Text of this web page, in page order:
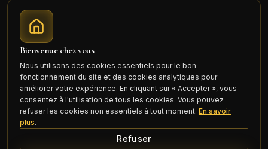
Contact
Mentions légales
Connexion
Bienvenue chez vous
Nous utilisons des cookies essentiels pour le bon
fonctionnement du site et des cookies analytiques pour
améliorer votre expérience. En cliquant sur « Accepter », vous
consentez à l'utilisation de tous les cookies. Vous pouvez
refuser les cookies non essentiels à tout moment. En savoir
plus.
Refuser